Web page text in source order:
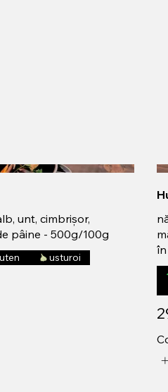
unt, cimbrișor,
pâine - 500g/100g
usturoi